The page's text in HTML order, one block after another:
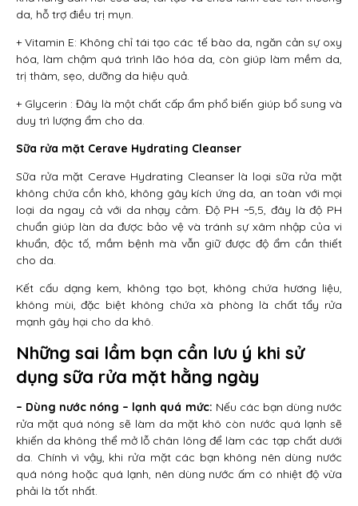
da, hỗ trợ điều trị mụn.
+ Vitamin E: Không chỉ tái tạo các tế bào da, ngăn cản sự oxy
hóa, làm chậm quá trình lão hóa da, còn giúp làm mềm da,
trị thâm, sẹo, dưỡng da hiệu quả.
+ Glycerin : Đây là một chất cấp ẩm phổ biến giúp bổ sung và
duy trì lượng ẩm cho da.
Sữa rửa mặt Cerave Hydrating Cleanser
Sữa rửa mặt Cerave Hydrating Cleanser là loại sữa rửa mặt
không chứa cồn khô, không gây kích ứng da, an toàn với mọi
loại da ngay cả với da nhạy cảm. Độ PH ~5,5, đây là độ PH
chuẩn giúp làn da được bảo vệ và tránh sự xâm nhập của vi
khuẩn, độc tố, mầm bệnh mà vẫn giữ được độ ẩm cần thiết
cho da.
Kết cấu dạng kem, không tạo bọt, không chứa hương liệu,
không mùi, đặc biệt không chứa xà phòng là chất tẩy rửa
mạnh gây hại cho da khô.
Những sai lầm bạn cần lưu ý khi sử
dụng sữa rửa mặt hằng ngày
– Dùng nước nóng – lạnh quá mức: Nếu các bạn dùng nước
rửa mặt quá nóng sẽ làm da mặt khô còn nước quá lạnh sẽ
khiến da không thể mở lỗ chân lông để làm các tạp chất dưới
da. Chính vì vậy, khi rửa mặt các bạn không nên dùng nước
quá nóng hoặc quá lạnh, nên dùng nước ấm có nhiệt độ vừa
phải là tốt nhất.